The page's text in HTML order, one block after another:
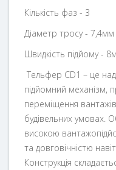
Кількість фаз - 3
Діаметр тросу - 7,4мм
Швидкість підйому -
Тельфер CD1 – це
підйомний механізм,
переміщення
будівельних умовах.
високою
та довговічністю
Конструкція